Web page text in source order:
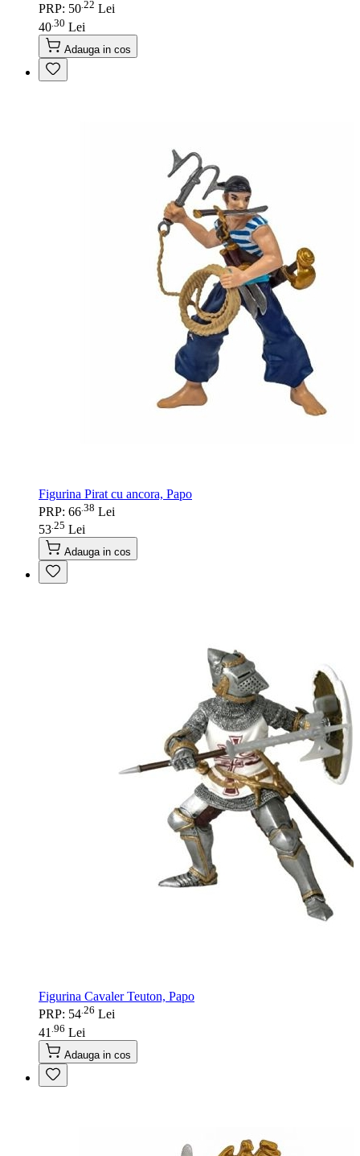
PRP: 50 22 Lei
40 30 Lei
Adauga in cos
Figurina Pirat cu ancora, Papo
PRP: 66 38 Lei
53 25 Lei
Adauga in cos
Figurina Cavaler Teuton, Papo
PRP: 54.26 Lei
41 96 Lei
Adauga in cos